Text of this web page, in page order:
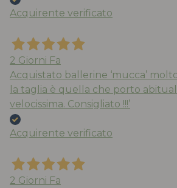
Acquirente verificato
2 Giorni Fa
Acquistato ballerine ‘mucca’
la taglia è quella che porto
velocissima. Consigliato !!!’
Acquirente verificato
2 Giorni Fa